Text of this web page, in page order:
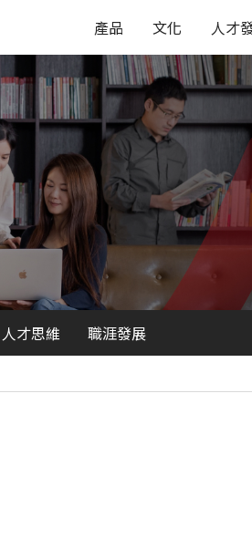
產品 文化 人才
人才思維 職涯發展